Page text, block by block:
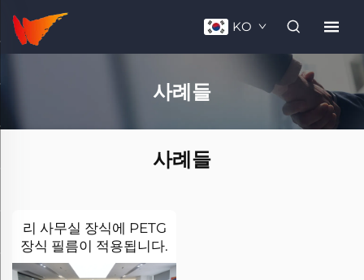
KO
사례들
사례들
리 사무실 장식에 PETG
장식 필름이 적용됩니다.